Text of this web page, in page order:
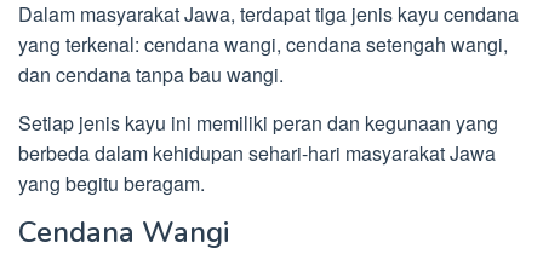
Dalam masyarakat Jawa, terdapat tiga jenis kayu cendana
yang terkenal: cendana wangi, cendana setengah wangi,
dan cendana tanpa bau wangi.
Setiap jenis kayu ini memiliki peran dan kegunaan yang
berbeda dalam kehidupan sehari-hari masyarakat Jawa
yang begitu beragam.
Cendana Wangi